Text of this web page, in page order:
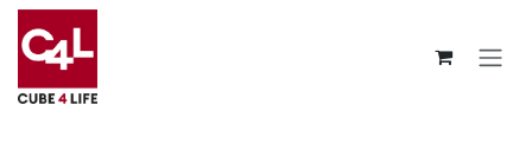
Zum Inhalt springen